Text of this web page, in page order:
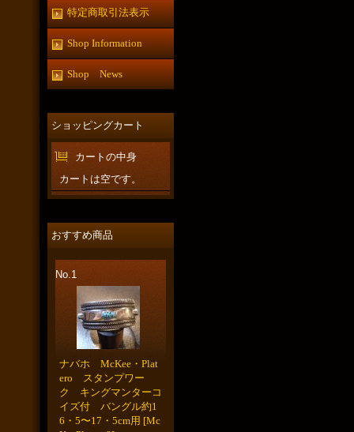
特定商取引法表示
Shop Information
Shop News
ショッピングカート
カートの中身
カートは空です。
おすすめ商品
No.1
ナバホ McKee・Plat
ero スタンプワー
ク キングマンターコ
イズ付 バングル約1
6・5〜17・5cm用 [Mc